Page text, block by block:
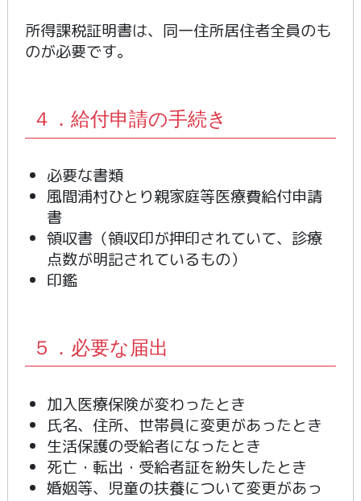
所得課税証明書は、同一住所居住者全員のも
のが必要です。
４．給付申請の手続き
必要な書類
風間浦村ひとり親家庭等医療費給付申請
書
領収書（領収印が押印されていて、診療
点数が明記されているもの）
印鑑
５．必要な届出
加入医療保険が変わったとき
氏名、住所、世帯員に変更があったとき
生活保護の受給者になったとき
死亡・転出・受給者証を紛失したとき
婚姻等、児童の扶養について変更があっ